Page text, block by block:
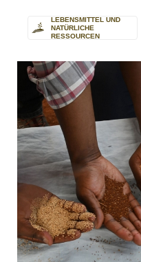
LEBENSMITTEL UND
NATÜRLICHE
RESSOURCEN